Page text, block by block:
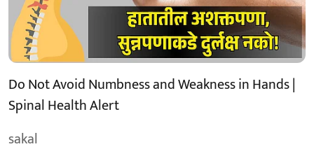
Do Not Avoid Numbness and Weakness in Hands |
Spinal Health Alert
sakal